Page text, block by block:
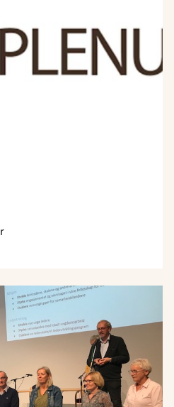
Read
article
"Zoom-
link
årsmøtet"